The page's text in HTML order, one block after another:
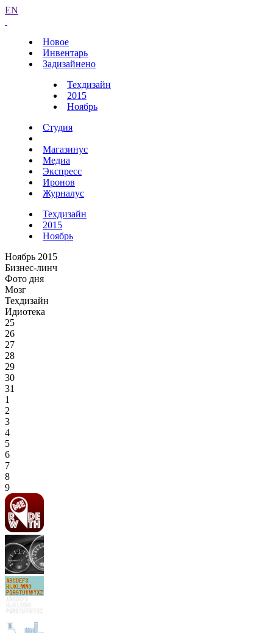
EN
Новое
Инвентарь
Задизайнено
Техдизайн
2015
Ноябрь
Студия
Магазинус
Медиа
Экспресс
Иронов
Журналус
Техдизайн
2015
Ноябрь
Ноябрь 2015
Бизнес-линч
Фото дня
Мозг
Техдизайн
Идиотека
25
26
27
28
29
30
31
1
2
3
4
5
6
7
8
9